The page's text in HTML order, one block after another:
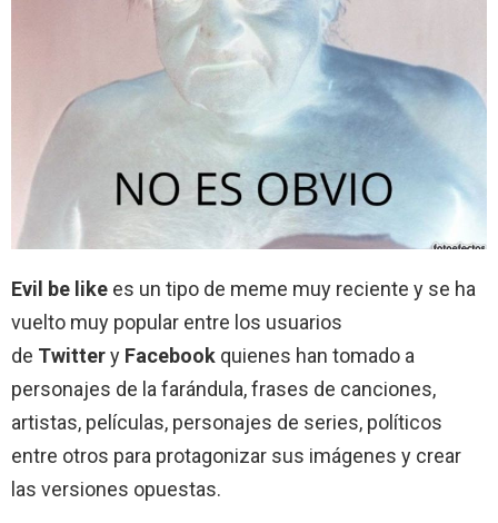
Evil be like es un tipo de meme muy reciente y se ha
vuelto muy popular entre los usuarios
de Twittery Facebook quienes han tomado a
personajes de la farándula, frases de canciones,
artistas, películas, personajes de series, políticos
entre otros para protagonizar sus imágenes y crear
las versiones opuestas.